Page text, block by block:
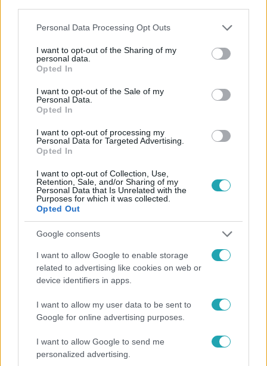
Please note that this website/app uses one or more Google
not limited to your visit or usage behaviour. You may click to
grant or deny consent to Google and its third-party tags to
use your data for below specified purposes in below Google
consent section.
Personal Data Processing Opt Outs
I want to opt-out of the Sharing of my
personal data.
Opted In
I want to opt-out of the Sale of my
Personal Data.
Opted In
I want to opt-out of processing my
Personal Data for Targeted Advertising.
Opted In
I want to opt-out of Collection, Use,
Retention, Sale, and/or Sharing of my
Personal Data that Is Unrelated with the
Purposes for which it was collected.
Opted Out
Google consents
I want to allow Google to enable storage
related to advertising like cookies on web or
device identifiers in apps.
I want to allow my user data to be sent to
Google for online advertising purposes.
I want to allow Google to send me
personalized advertising.
ÁLDOZAT # HALÁLOZÁS # CSÖKKENÉS
Népszerű